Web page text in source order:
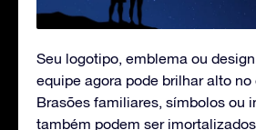
Seu logotipo, emblema ou
equipe agora pode brilhar alto no
Brasões familiares, símbolos ou
também podem ser